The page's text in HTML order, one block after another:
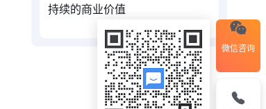
持续的商业价值
微信咨询